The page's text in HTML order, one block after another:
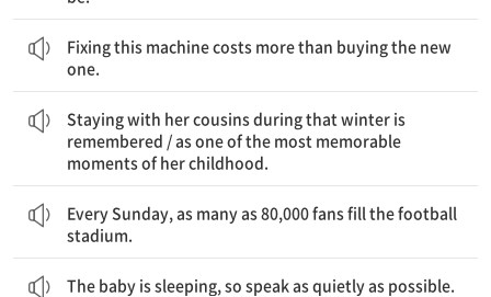
Fixing this machine costs more than buying the new
one.
Staying with her cousins during that winter is
remembered / as one of the most memorable
moments of her childhood.
Every Sunday, as many as 80,000 fans fill the football
stadium.
The baby is sleeping, so speak as quietly as possible.